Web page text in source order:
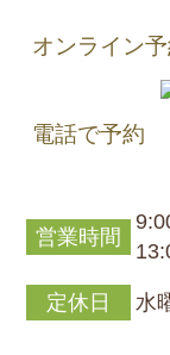
オンライン
電話で予約
営業時間
定休日 水